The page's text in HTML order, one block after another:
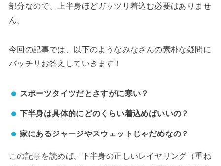
部分なので、上半身ほどガッツリ着込む必要はありませ
ん。
今回の記事では、以下のようなみなさんの素朴な疑問に
バッチリお答えしていきます！
スポーツタイツだとさすがに寒い？
下半身は具体的にどのくらい着込めばいいの？
家にあるジャージやスウェットじゃだめなの？
この記事を読めば、下半身の正しいレイヤリング（重ね